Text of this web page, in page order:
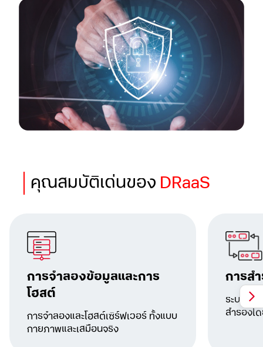
คุณสมบัติเด่นของDRaaS
การจำลองข้อมูลและการ
โฮสต์
การจำลองและโฮสต์เซิร์ฟเวอร์ ทั้งแบบ
กายภาพและเสมือนจริง
การส
ระบบจะ
สำรองโ